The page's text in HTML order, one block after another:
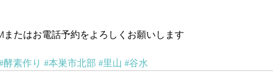
たはお電話予約をよろしくお願いします
酵素作り #本巣市北部 #里山 #谷水